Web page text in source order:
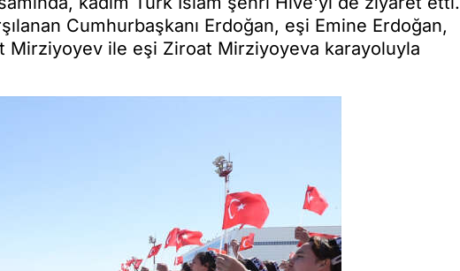
Cumhurbaşkanı Erdoğan, eşi Emine Erdoğan,
Mirziyoyev ile eşi Ziroat Mirziyoyeva karayoluyla